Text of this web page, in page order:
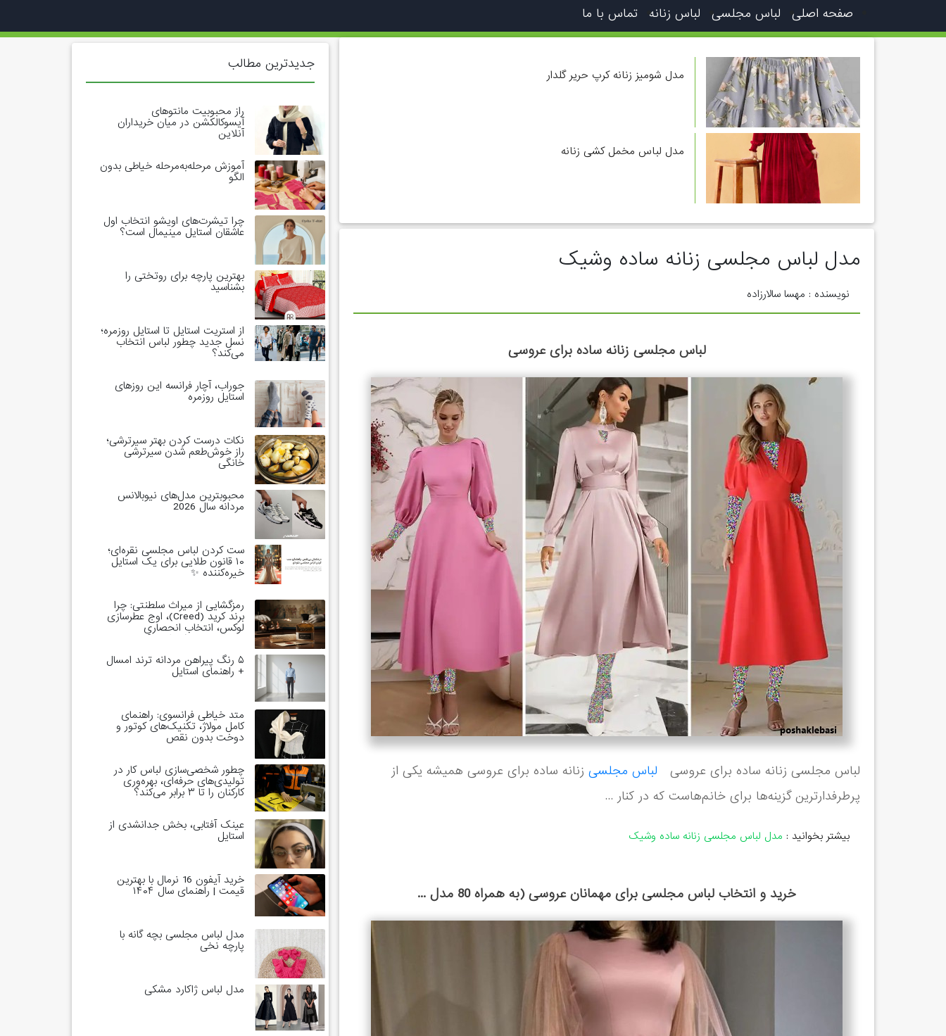
صفحه اصلی لباس مجلسی لباس زنانه تماس با ما
مدل شومیز زنانه کرپ حریر گلدار
مدل لباس مخمل کشی زنانه
مدل لباس مجلسی زنانه ساده وشیک
نویسنده : مهسا سالارزاده
لباس مجلسی زنانه ساده برای عروسی
لباس مجلسی زنانه ساده برای عروسی لباس مجلسی زنانه ساده برای عروسی همیشه یکی از
پرطرفدارترین گزینه‌ها برای خانم‌هاست که در کنار ...
بیشتر بخوانید : مدل لباس مجلسی زنانه ساده وشیک
خرید و انتخاب لباس مجلسی برای مهمانان عروسی (به همراه 80 مدل ...
جدیدترین مطالب
راز محبوبیت مانتوهای
آیسوکالکشن در میان خریداران
آنلاین
آموزش مرحله‌به‌مرحله خیاطی بدون
الگو
چرا تیشرت‌های اویشو انتخاب اول
عاشقان استایل مینیمال است؟
بهترین پارچه برای روتختی را
بشناسید
از استریت استایل تا استایل روزمره؛
نسل جدید چطور لباس انتخاب
می‌کند؟
جوراب، آچار فرانسه این روزهای
استایل روزمره
نکات درست کردن بهتر سیرترشی؛
راز خوش‌طعم شدن سیرترشی
خانگی
محبوبترین مدل‌های نیوبالانس
مردانه سال 2026
ست کردن لباس مجلسی نقره‌ای؛
۱۰ قانون طلایی برای یک استایل
خیره‌کننده ✨
رمزگشایی از میراث سلطنتی: چرا
برند کرید (Creed)، اوج عطرسازی
لوکس، انتخاب انحصاری
خاندان‌های حاکم است؟
۵ رنگ پیراهن مردانه ترند امسال
+ راهنمای استایل
متد خیاطی فرانسوی: راهنمای
کامل مولاژ، تکنیک‌های کوتور و
دوخت بدون نقص
چطور شخصی‌سازی لباس کار در
تولیدی‌های حرفه‌ای، بهره‌وری
کارکنان را تا ۳ برابر می‌کند؟
عینک آفتابی، بخش جدانشدی از
استایل
خرید آیفون 16 نرمال با بهترین
قیمت | راهنمای سال ۱۴۰۴
مدل لباس مجلسی بچه گانه با
پارچه نخی
مدل لباس ژاکارد مشکی